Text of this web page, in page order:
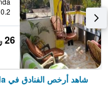
0.2 كيلومتر عن وسط المدينة
26 ﷼
شاهد أرخص الفنادق في Agonda